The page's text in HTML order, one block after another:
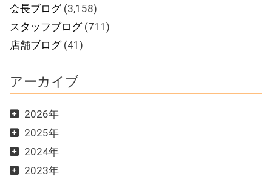
会長ブログ(3,158)
スタッフブログ(711)
店舗ブログ(41)
アーカイブ
2026年
2025年
2024年
2023年